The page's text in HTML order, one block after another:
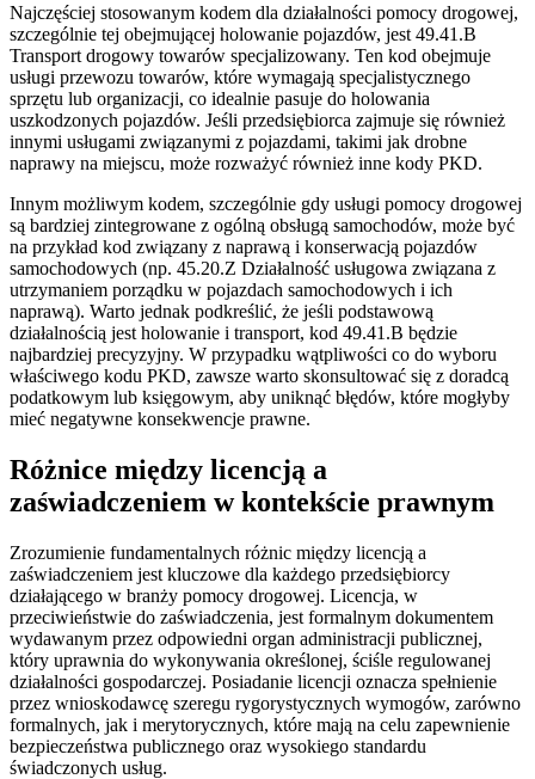
Najczęściej stosowanym kodem dla działalności pomocy drogowej,
szczególnie tej obejmującej holowanie pojazdów, jest 49.41.B
Transport drogowy towarów specjalizowany. Ten kod obejmuje
usługi przewozu towarów, które wymagają specjalistycznego
sprzętu lub organizacji, co idealnie pasuje do holowania
uszkodzonych pojazdów. Jeśli przedsiębiorca zajmuje się również
innymi usługami związanymi z pojazdami, takimi jak drobne
naprawy na miejscu, może rozważyć również inne kody PKD.
Innym możliwym kodem, szczególnie gdy usługi pomocy drogowej
są bardziej zintegrowane z ogólną obsługą samochodów, może być
na przykład kod związany z naprawą i konserwacją pojazdów
samochodowych (np. 45.20.Z Działalność usługowa związana z
utrzymaniem porządku w pojazdach samochodowych i ich
naprawą). Warto jednak podkreślić, że jeśli podstawową
działalnością jest holowanie i transport, kod 49.41.B będzie
najbardziej precyzyjny. W przypadku wątpliwości co do wyboru
właściwego kodu PKD, zawsze warto skonsultować się z doradcą
podatkowym lub księgowym, aby uniknąć błędów, które mogłyby
mieć negatywne konsekwencje prawne.
Różnice między licencją a
zaświadczeniem w kontekście prawnym
Zrozumienie fundamentalnych różnic między licencją a
zaświadczeniem jest kluczowe dla każdego przedsiębiorcy
działającego w branży pomocy drogowej. Licencja, w
przeciwieństwie do zaświadczenia, jest formalnym dokumentem
wydawanym przez odpowiedni organ administracji publicznej,
który uprawnia do wykonywania określonej, ściśle regulowanej
działalności gospodarczej. Posiadanie licencji oznacza spełnienie
przez wnioskodawcę szeregu rygorystycznych wymogów, zarówno
formalnych, jak i merytorycznych, które mają na celu zapewnienie
bezpieczeństwa publicznego oraz wysokiego standardu
świadczonych usług.